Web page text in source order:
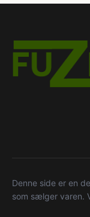
Denne side er en
som sælger varen.